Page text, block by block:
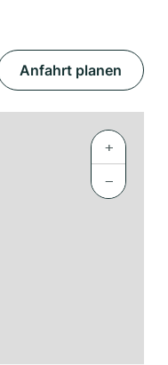
Anfahrt planen
+
−